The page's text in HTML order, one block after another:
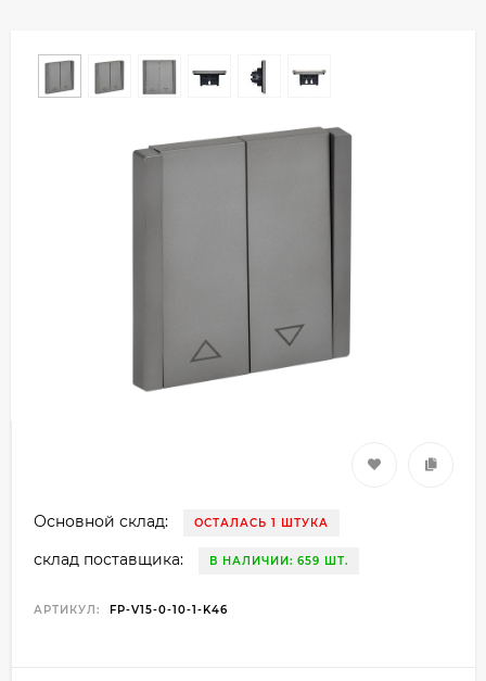
Основной склад: ОСТАЛАСЬ 1 ШТУКА
склад поставщика: В НАЛИЧИИ: 659 ШТ.
АРТИКУЛ: FP-V15-0-10-1-K46